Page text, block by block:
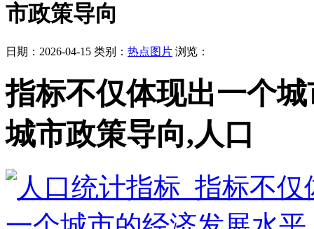
市政策导向
日期：2026-04-15 类别： 热点图片 浏览：
指标不仅体现出一个
城市政策导向,人口